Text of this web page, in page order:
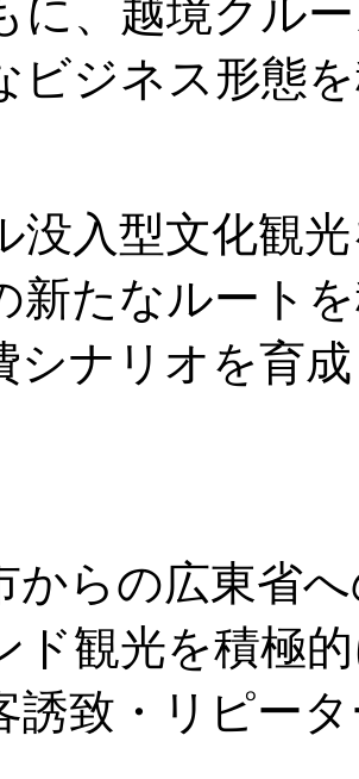
に、越境クル
ビジネス形態
没入型文化観
新たなルート
シナリオを育
からの広東省
ド観光を積極
誘致・リピー